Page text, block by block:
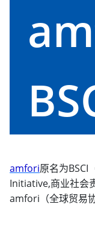
amfori原名为
Initiative,商业社会
amfori（全球贸易协